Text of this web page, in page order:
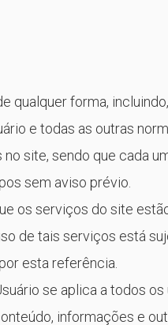
qualquer forma,
e todas as outras
site, sendo que cada
sem aviso prévio.
os serviços do site
de tais serviços está
esta referência.
se aplica a todos
informações e